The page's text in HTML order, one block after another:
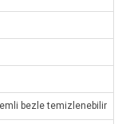
bezle temizlenebilir